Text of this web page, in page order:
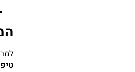
למרות